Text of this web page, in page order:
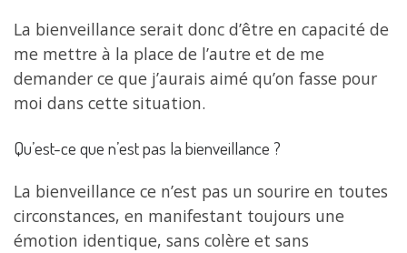
La bienveillance serait donc d’être en capacité de
me mettre à la place de l’autre et de me
demander ce que j’aurais aimé qu’on fasse pour
moi dans cette situation.
Qu’est-ce que n’est pas la bienveillance ?
La bienveillance ce n’est pas un sourire en toutes
circonstances, en manifestant toujours une
émotion identique, sans colère et sans